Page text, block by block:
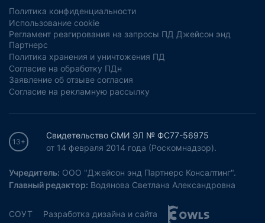
Политика конфиденциальности
Использование cookie
Регламент реагирования на запросы ПД Джейсон энд
Партнерс
Политика хранения и уничтожения ПД
Согласие на обработку ПДн
Заявление об отзыве согласия
Согласие на рекламную рассылку
13+
Свидетельство СМИ ЭЛ № ФС77-56975
от 14 февраля 2014 года (Роскомнадзор).
Учредитель: ООО "Джейсон энд Партнерс Консалтинг".
Главный редактор: Водянова Светлана Александровна
СОУТ Разработка дизайна и сайта